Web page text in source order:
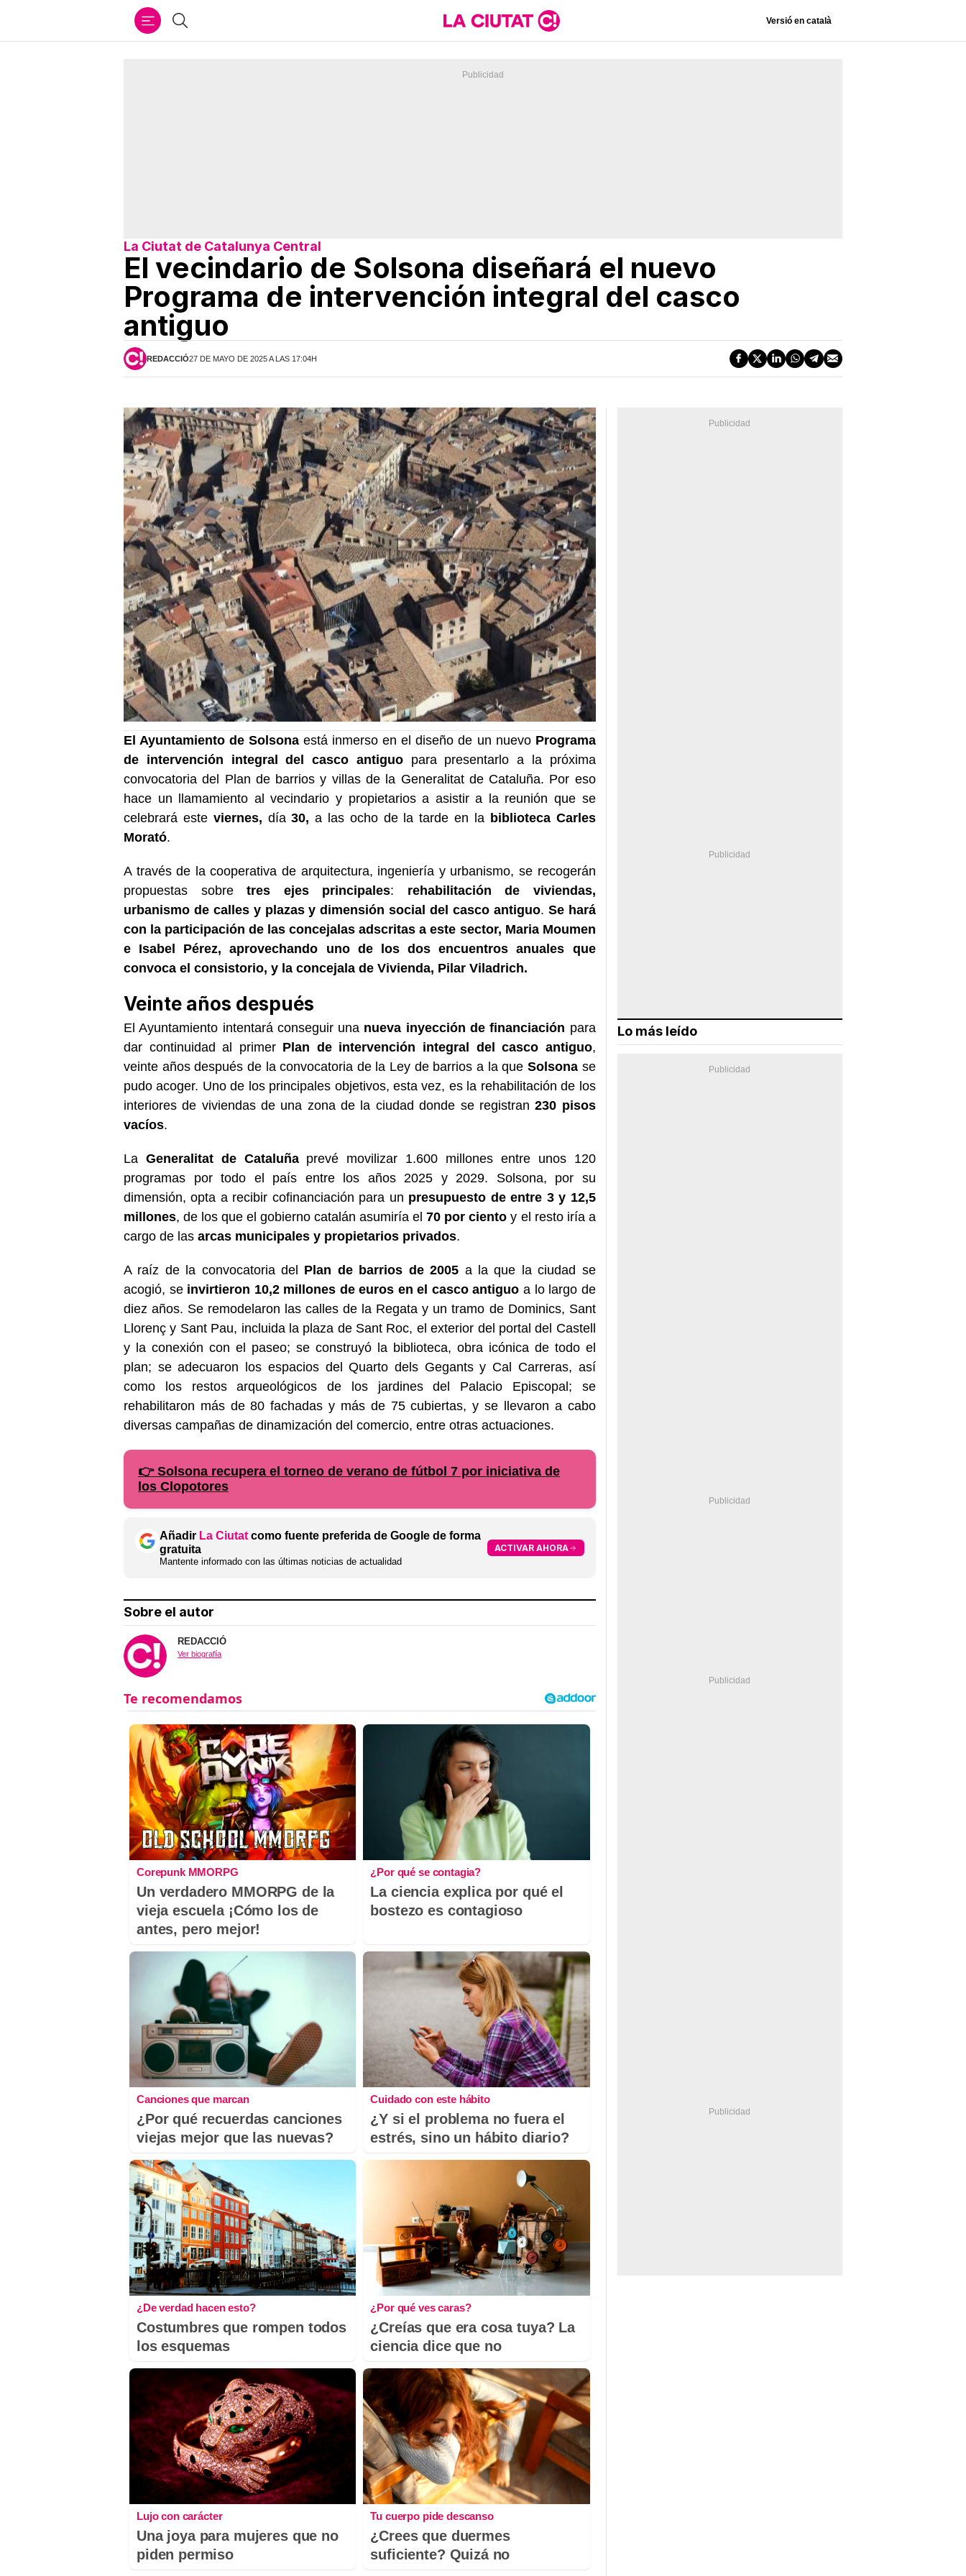
Buscar Versió en català
La Ciutat de Catalunya Central
El vecindario de Solsona diseñará el nuevo
Programa de intervención integral del casco
antiguo
REDACCIÓ27 DE MAYO DE 2025 A LAS 17:04H
El Ayuntamiento de Solsona está inmerso en el diseño de un nuevo Programa
de intervención integral
del casco antiguopara presentarlo a la próxima
convocatoria del Plan de barrios y villas de la Generalitat de Cataluña. Por eso
hace un llamamiento al vecindario y propietarios a asistir a la reunión que se
celebrará este viernes, día30, a las ocho de la tarde en la biblioteca Carles
Morató.
A través de la cooperativa de arquitectura, ingeniería y urbanismo, se recogerán
propuestas sobretres ejes principales: rehabilitación de viviendas,
urbanismo de calles y plazas y dimensión social del casco antiguo. Se hará
con la participación de las concejalas adscritas a este sector, Maria Moumen
e Isabel Pérez, aprovechando uno de los dos encuentros anuales que
convoca el consistorio, y la concejala de Vivienda, Pilar Viladrich.
Veinte años después
El Ayuntamiento intentará conseguir una nueva inyección de financiación para
dar continuidad al primerPlan de intervención integral del casco antiguo,
veinte años después de la convocatoria de la Ley de barrios a la que Solsonase
pudo acoger. Uno de los principales objetivos, esta vez, es la rehabilitación de los
interiores de viviendas de una zona de la ciudad donde se registran230 pisos
vacíos.
La Generalitat de Cataluñaprevé movilizar 1.600 millones entre unos 120
programas por todo el país entre los años 2025 y 2029. Solsona, por su
dimensión, opta a recibir cofinanciación para un presupuesto de entre 3 y 12,5
millones, de los que el gobierno catalán asumiría el70 por ciento y el resto iría a
cargo de las arcas municipales y propietarios privados.
A raíz de la convocatoria del Plan de barrios de 2005 a la que la ciudad se
acogió, se invirtieron 10,2 millones de euros en el casco antiguo a lo largo de
diez años. Se remodelaron las calles de la Regata y un tramo de Dominics, Sant
Llorenç y Sant Pau, incluida la plaza de Sant Roc, el exterior del portal del Castell
y la conexión con el paseo; se construyó la biblioteca, obra icónica de todo el
plan; se adecuaron los espacios del Quarto dels Gegants y Cal Carreras, así
como los restos arqueológicos de los jardines del Palacio Episcopal; se
rehabilitaron más de 80 fachadas y más de 75 cubiertas, y se llevaron a cabo
diversas campañas de dinamización del comercio, entre otras actuaciones.
👉 Solsona recupera el torneo de verano de fútbol 7 por iniciativa de
los Clopotores
Añadir La Ciutat como fuente preferida de Google de forma
gratuita
Mantente informado con las últimas noticias de actualidad
ACTIVAR AHORA
Sobre el autor
REDACCIÓ
Ver biografía
Corepunk MMORPG
Un verdadero MMORPG de la
vieja escuela ¡Cómo los de
antes, pero mejor!
¿Por qué se contagia?
La ciencia explica por qué el
bostezo es contagioso
Canciones que marcan
¿Por qué recuerdas canciones
viejas mejor que las nuevas?
Cuidado con este hábito
¿Y si el problema no fuera el
estrés, sino un hábito diario?
¿De verdad hacen esto?
Costumbres que rompen todos
los esquemas
¿Por qué ves caras?
¿Creías que era cosa tuya? La
ciencia dice que no
Lujo con carácter
Una joya para mujeres que no
piden permiso
Tu cuerpo pide descanso
¿Crees que duermes
suficiente? Quizá no
Lo más leído